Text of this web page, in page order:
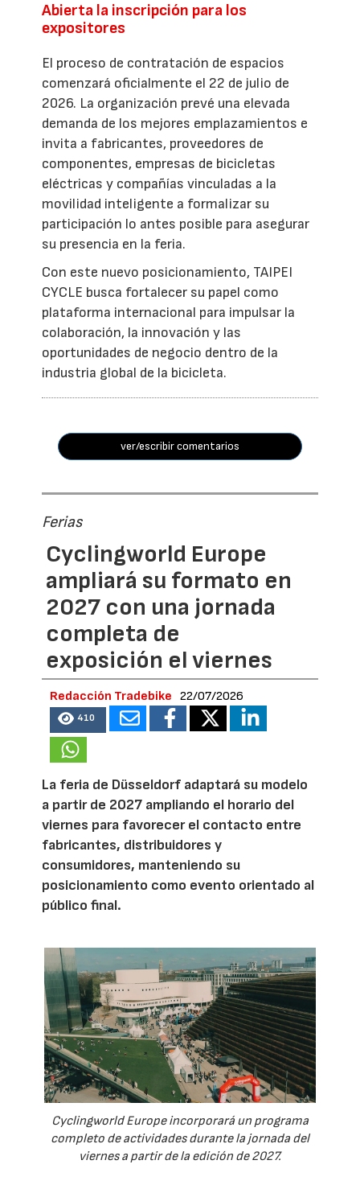
Abierta la inscripción para los
expositores
El proceso de contratación de espacios
comenzará oficialmente el 22 de julio de
2026. La organización prevé una elevada
demanda de los mejores emplazamientos e
invita a fabricantes, proveedores de
componentes, empresas de bicicletas
eléctricas y compañías vinculadas a la
movilidad inteligente a formalizar su
participación lo antes posible para asegurar
su presencia en la feria.
Con este nuevo posicionamiento, TAIPEI
CYCLE busca fortalecer su papel como
plataforma internacional para impulsar la
colaboración, la innovación y las
oportunidades de negocio dentro de la
industria global de la bicicleta.
ver/escribir comentarios
Ferias
Cyclingworld Europe
ampliará su formato en
2027 con una jornada
completa de
exposición el viernes
Redacción Tradebike 22/07/2026
410
La feria de Düsseldorf adaptará su modelo
a partir de 2027 ampliando el horario del
viernes para favorecer el contacto entre
fabricantes, distribuidores y
consumidores, manteniendo su
posicionamiento como evento orientado al
público final.
Cyclingworld Europe incorporará un programa
completo de actividades durante la jornada del
viernes a partir de la edición de 2027.